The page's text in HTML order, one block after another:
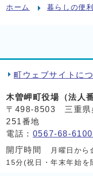
ホーム
暮らしの便
町ウェブサイトに
木曽岬町役場（法人
〒498-8503 三重県
251番地
電話： 0567-68-6100
開庁時間
月曜日か
15分(祝日・年末年始を